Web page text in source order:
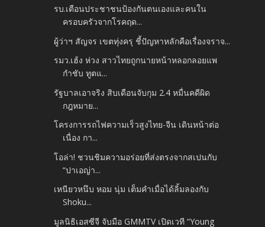
รบ.เตือนประชาชนป้องกันตนเองและคนใน
ครอบครัวจากโรคฤด...
ผู้ว่าฯ สัญจร เขตทุ่งครุ ชี้ปัญหาหลักคือเรื่องจราจ...
รมว.เฮ้ง ห่วง สาวไทยถูกนายหน้าหลอกลอยแพ
กำชับ ทูตแ...
รัฐบาลเอาจริง สิบเดือนจับกุม 2.4 หมื่นคดีผิด
กฎหมาย...
โครงการรถไฟความเร็วสูงไทย-จีน เดินหน้าต่อ
เนื่อง กา...
โอล่า! ชวนชิมความอร่อยที่ส่งตรงจากสเปนกับ
“ปาเอญ่า...
เหนียวหนึบ หอม นุ่ม เต็มคำเมื่อได้ลิ้มลองกับ
Shoku...
มูลนิธิเอสซีจี จับมือ GMMTV เปิดเวที “Young